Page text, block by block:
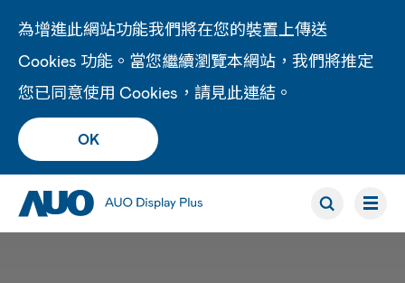
為增進此網站功能我們將在您的裝置上傳送
Cookies 功能。當您繼續瀏覽本網站，我們將推定
您已同意使用 Cookies，請見此連結 。
OK